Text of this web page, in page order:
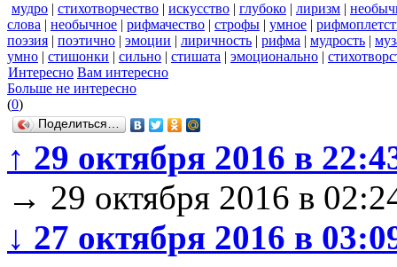
мудро | стихотворчество | искусство | глубоко | лиризм |
слова | необычное | рифмачество | строфы | умное |
поэзия | поэтично | эмоции | лиричность | рифма | мудрость |
умно | стишонки | сильно | стишата | эмоционально |
Интересно Вам интересно
Больше не интересно
(0)
Поделиться…
↑ 29 октября 2016 в
→ 29 октября 2016 в
↓ 27 октября 2016 в